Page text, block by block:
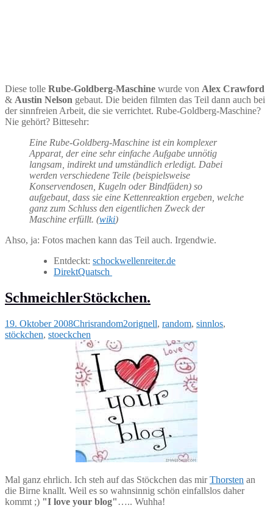
Diese tolle Rube-Goldberg-Maschine wurde von Alex Crawford
& Austin Nelson gebaut. Die beiden filmten das Teil dann auch bei
der sinnfreien Arbeit, die sie verrichtet. Rube-Goldberg-Maschine?
Nie gehört? Bittesehr:
Eine Rube-Goldberg-Maschine ist ein komplexer
Apparat, der eine sehr einfache Aufgabe unnötig
langsam, indirekt und umständlich erledigt. Dabei
werden verschiedene Teile (beispielsweise
Konservendosen, Kugeln oder Bindfäden) so
aufgebaut, dass sie eine Kettenreaktion ergeben, welche
ganz zum Schluss den eigentlichen Zweck der
Maschine erfüllt. (wiki)
Ahso, ja: Fotos machen kann das Teil auch. Irgendwie.
Entdeckt: schockwellenreiter.de
DirektQuatsch
SchmeichlerStöckchen.
19. Oktober 2008Chrisrandom2orignell, random, sinnlos,
stöckchen, stoeckchen
Mal ganz ehrlich. Ich steh auf das Stöckchen das mirThorsten an
die Birne knallt. Weil es so wahnsinnig schön einfallslos daher
kommt ;) "I love your blog" ….. Wuhha!